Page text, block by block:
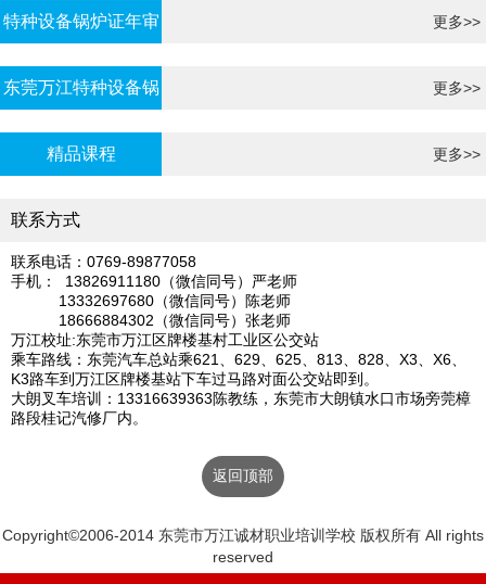
特种设备锅炉证年审 更多>>
东莞万江特种设备锅
炉证年审
更多>>
精品课程 更多>>
联系方式
联系电话：0769-89877058
手机： 13826911180（微信同号）严老师
13332697680（微信同号）陈老师
18666884302（微信同号）张老师
万江校址:东莞市万江区牌楼基村工业区公交站
乘车路线：东莞汽车总站乘621、629、625、813、828、X3、X6、
K3路车到万江区牌楼基站下车过马路对面公交站即到。
大朗叉车培训：13316639363陈教练，东莞市大朗镇水口市场旁莞樟
路段桂记汽修厂内。
返回顶部
Copyright©2006-2014 东莞市万江诚材职业培训学校 版权所有 All rights
reserved